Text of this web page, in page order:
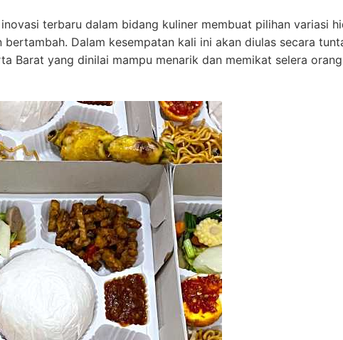
terbaru dalam bidang kuliner membuat pilihan variasi
bertambah. Dalam kesempatan kali ini akan diulas secara
Barat yang dinilai mampu menarik dan memikat selera orang